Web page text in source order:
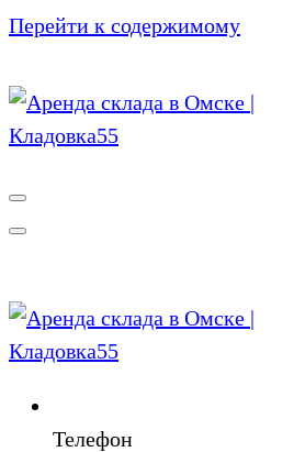
Перейти к содержимому
Телефон